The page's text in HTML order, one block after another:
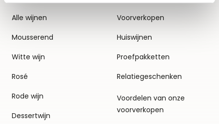
Alle wijnen
Mousserend
Witte wijn
Rosé
Rode wijn
Dessertwijn
Voorverkopen
Huiswijnen
Proefpakketten
Relatiegeschenken
Voordelen van onze
voorverkopen